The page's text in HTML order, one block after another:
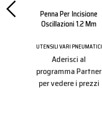
Penna Per Incisione
Oscillazioni 1.2 Mm
UTENSILI VARI PNEUMATICI
Aderisci al
programma Partner
per vedere i prezzi